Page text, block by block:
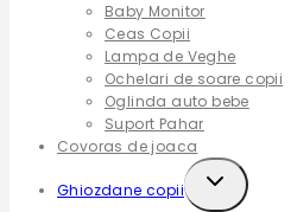
Baby Monitor
Ceas Copii
Lampa de Veghe
Ochelari de soare copii
Oglinda auto bebe
Suport Pahar
Covoras de joaca
Ghiozdane copii
Expand